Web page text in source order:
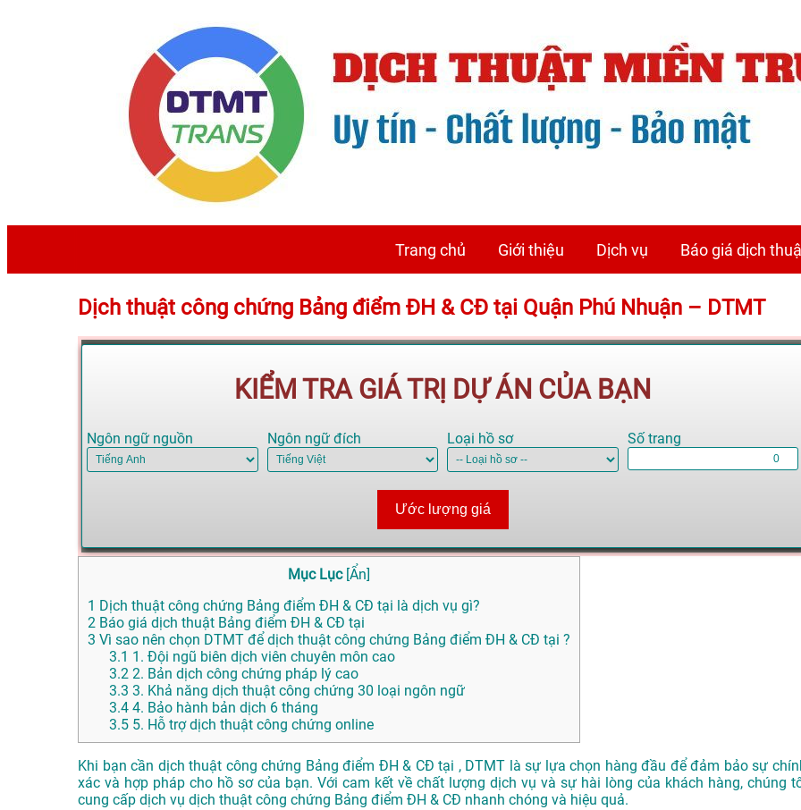
Trang chủ Giới thiệu Dịch vụ Báo giá dịch
Dịch thuật công chứng Bảng điểm ĐH & CĐ tại Quận Phú Nhuận – DTMT
KIỂM TRA GIÁ TRỊ DỰ ÁN CỦA BẠN
Ngôn ngữ nguồn Ngôn ngữ đích Loại hồ sơ Số trang
Ước lượng giá
Mục Lục [Ẩn]
1 Dịch thuật công chứng Bảng điểm ĐH & CĐ tại là dịch vụ gì?
2 Báo giá dịch thuật Bảng điểm ĐH & CĐ tại
3 Vì sao nên chọn DTMT để dịch thuật công chứng Bảng điểm ĐH & CĐ tại ?
3.1 1. Đội ngũ biên dịch viên chuyên môn cao
3.2 2. Bản dịch công chứng pháp lý cao
3.3 3. Khả năng dịch thuật công chứng 30 loại ngôn ngữ
3.4 4. Bảo hành bản dịch 6 tháng
3.5 5. Hỗ trợ dịch thuật công chứng online
Khi bạn cần dịch thuật công chứng Bảng điểm ĐH & CĐ tại , DTMT là sự lựa chọn hàng đầu để đảm bảo sự
xác và hợp pháp cho hồ sơ của bạn. Với cam kết về chất lượng dịch vụ và sự hài lòng của khách hàng, chúng
cung cấp dịch vụ dịch thuật công chứng Bảng điểm ĐH & CĐ nhanh chóng và hiệu quả.